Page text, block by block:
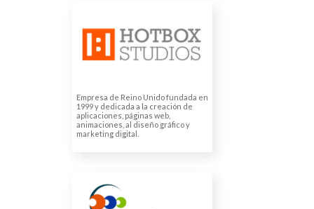
Empresa de Reino Unido fundada en
1999 y dedicada a la creación de
aplicaciones, páginas web,
animaciones, al diseño gráfico y
marketing digital.
Traducción con WPML
Traducción de página web
Traducciones juradas